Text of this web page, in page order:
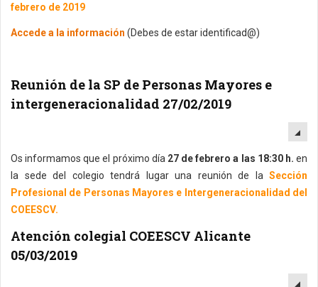
febrero de 2019
Accede a la información (Debes de estar identificad@)
Reunión de la SP de Personas Mayores e
intergeneracionalidad 27/02/2019
Os informamos que el próximo día 27 de febrero a las 18:30 h. en
la sede del colegio tendrá lugar una reunión de la Sección
Profesional de Personas Mayores e Intergeneracionalidad del
COEESCV.
Atención colegial COEESCV Alicante
05/03/2019